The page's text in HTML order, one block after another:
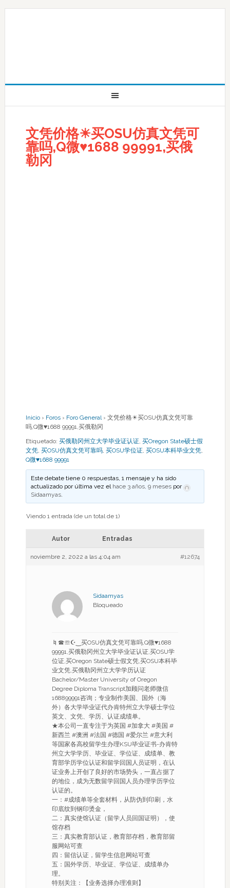
文凭价格☀买OSU仿真文凭可
靠吗,Q微♥1688 99991,买俄
勒冈
Inicio › Foros › Foro General › 文凭价格☀买OSU仿真文凭可靠
吗,Q微♥1688 99991,买俄勒冈
Etiquetado: 买俄勒冈州立大学毕业证认证, 买Oregon State硕士假
文凭, 买OSU仿真文凭可靠吗, 买OSU学位证, 买OSU本科毕业文凭,
Q微♥1688 99991
Este debate tiene 0 respuestas, 1 mensaje y ha sido
actualizado por última vez el hace 3 años, 9 meses por
Sidaamyas.
Viendo 1 entrada (de un total de 1)
Autor Entradas
noviembre 2, 2022 a las 4:04 am #12674
Sidaamyas
Bloqueado
♮☎☏☪‿买OSU仿真文凭可靠吗,Q微♥1688
99991,买俄勒冈州立大学毕业证认证,买OSU学
位证,买Oregon State硕士假文凭,买OSU本科毕
业文凭,买俄勒冈州立大学学历认证
Bachelor/Master University of Oregon
Degree Diploma Transcript加顾问老师微信
168899991咨询；专业制作美国、国外（海
外）各大学毕业证代办肯特州立大学硕士学位
英文、文凭、学历、认证成绩单。
★本公司一直专注于为英国 #加拿大 #美国 #
新西兰 #澳洲 #法国 #德国 #爱尔兰 #意大利
等国家各高校留学生办理KSU毕业证书-办肯特
州立大学学历、毕业证、学位证、成绩单、教
育部学历学位认证和留学回国人员证明，在认
证业务上开创了良好的市场势头，一直占据了
的地位，成为无数留学回国人员办理学历学位
认证的。
一：#成绩单等全套材料，从防伪到印刷，水
印底纹到钢印烫金，
二：真实使馆认证（留学人员回国证明），使
馆存档
三：真实教育部认证，教育部存档，教育部留
服网站可查
四：留信认证，留学生信息网站可查
五：国外学历、毕业证、学位证、成绩单办
理。
特别关注：【业务选择办理准则】